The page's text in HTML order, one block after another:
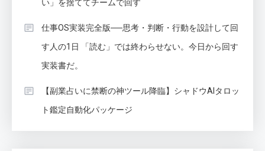
い」を捨ててチームで回す
仕事OS実装完全版──思考・判断・行動を設計して回
す人の1日 「読む」では終わらせない。今日から回す
実装書だ。
【副業占いに禁断の神ツール降臨】シャドウAIタロッ
ト鑑定自動化パッケージ